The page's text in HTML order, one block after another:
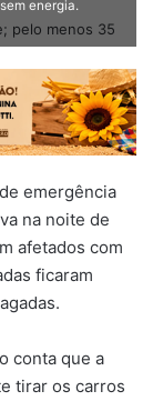
energia.
emergência
na noite de
afetados com
ficaram
conta que a
tirar os carros